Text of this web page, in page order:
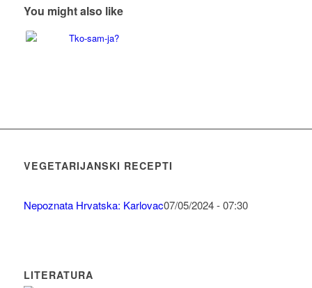
You might also like
VEGETARIJANSKI RECEPTI
Nepoznata Hrvatska: Karlovac07/05/2024 - 07:30
LITERATURA